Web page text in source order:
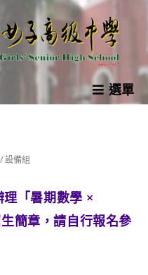
選單
/設備組
「暑期數學 ×
簡章，請自行報名參